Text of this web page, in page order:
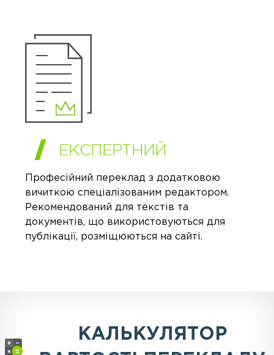
ЕКСПЕРТНИЙ
Професійний переклад з додатковою
вичиткою спеціалізованим редактором.
Рекомендований для текстів та
документів, що використовуються для
публікації, розміщюються на сайті.
КАЛЬКУЛЯТОР